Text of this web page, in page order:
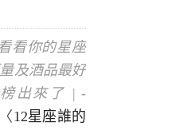
看你的星座
及酒品最好
出來了 | -
12星座誰的